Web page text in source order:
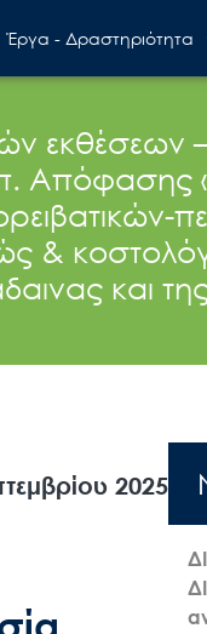
Έργα - Δραστηριότητα
εκθέσεων
Απόφασης
&
και
2025